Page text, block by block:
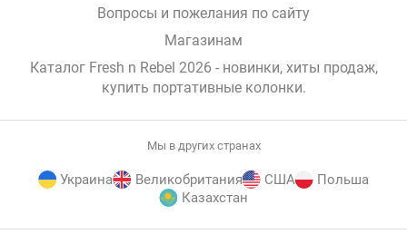
х
е
в
м
Вопросы и пожелания по сайту
Магазинам
Каталог Fresh n Rebel 2026 - новинки, хиты продаж,
купить портативные колонки.
Мы в других странах
Украина Великобритания США
Польша
Казахстан